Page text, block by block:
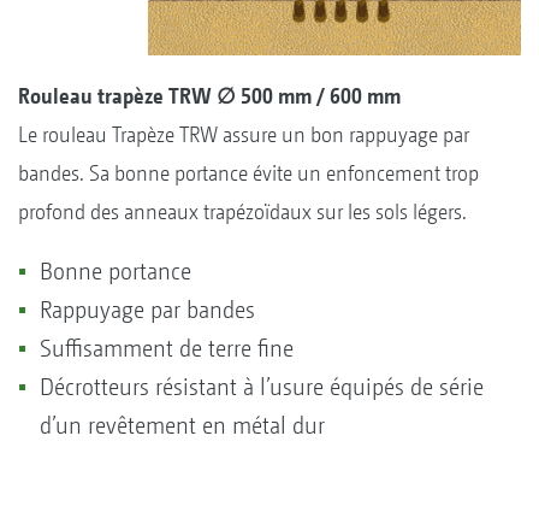
Rouleau trapèze TRW ∅ 500 mm / 600 mm
Le rouleau Trapèze TRW assure un bon rappuyage par
bandes. Sa bonne portance évite un enfoncement trop
profond des anneaux trapézoïdaux sur les sols légers.
Bonne portance
Rappuyage par bandes
Suffisamment de terre fine
Décrotteurs résistant à l’usure équipés de série
d’un revêtement en métal dur